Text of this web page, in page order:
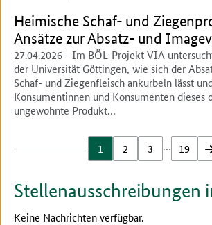
Heimische Schaf- und
Ansätze zur Absatz- und
27.04.2026 - Im BÖL-Projekt VIA
der Universität Göttingen, wie sich der
Schaf- und Ziegenfleisch ankurbeln lässt
Konsumentinnen und Konsumenten dieses
ungewohnte Produkt…
1 2 3 … 19
Stellenausschreibungen
Keine Nachrichten verfügbar.